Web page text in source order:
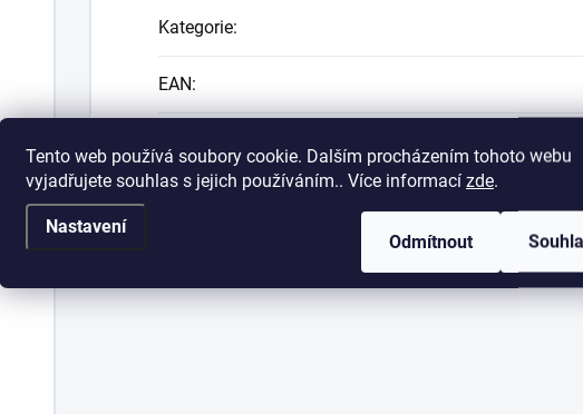
Tento web používá soubory cookie. Dalším procházením tohoto webu
vyjadřujete souhlas s jejich používáním.. Více informací zde.
Nastavení
Odmítnout
Kategorie:
EAN: